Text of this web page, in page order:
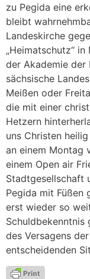
zu Pegida eine
bleibt
Landeskirche
„Heimatschutz“
der Akademie der
sächsische
Meißen oder
die mit einer
Hetzern
uns Christen
an einem Montag
einem Open air
Stadtgesellschaft
Pegida mit Füßen
erst wieder so
Schuldbekenntnis
des Versagens
entscheidenden